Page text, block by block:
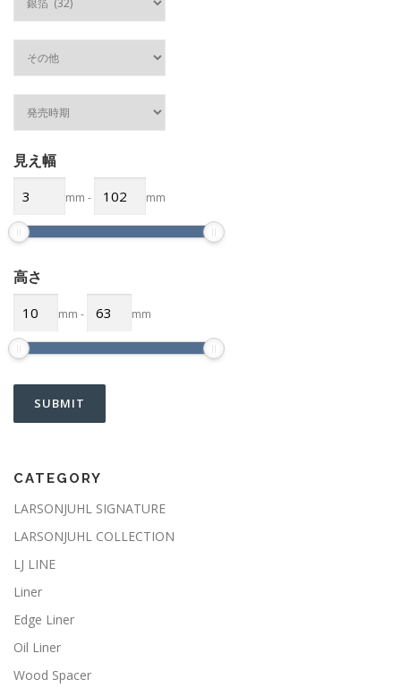
見え幅
mm - mm
高さ
mm - mm
CATEGORY
LARSONJUHL SIGNATURE
LARSONJUHL COLLECTION
LJ LINE
Liner
Edge Liner
Oil Liner
Wood Spacer